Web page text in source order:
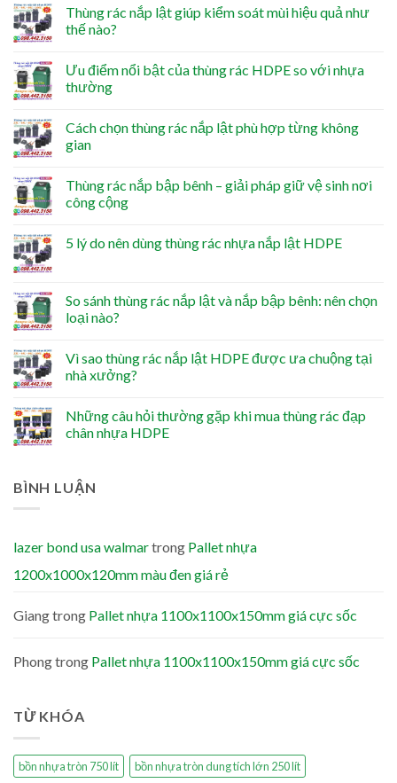
Thùng rác nắp lật giúp kiểm soát mùi hiệu quả như
thế nào?
Ưu điểm nổi bật của thùng rác HDPE so với nhựa
thường
Cách chọn thùng rác nắp lật phù hợp từng không
gian
Thùng rác nắp bập bênh – giải pháp giữ vệ sinh nơi
công cộng
5 lý do nên dùng thùng rác nhựa nắp lật HDPE
So sánh thùng rác nắp lật và nắp bập bênh: nên chọn
loại nào?
Vì sao thùng rác nắp lật HDPE được ưa chuộng tại
nhà xưởng?
Những câu hỏi thường gặp khi mua thùng rác đạp
chân nhựa HDPE
BÌNH LUẬN
lazer bond usa walmartrong Pallet nhựa
1200x1000x120mm màu đen giá rẻ
Giangtrong Pallet nhựa 1100x1100x150mm giá cực sốc
Phongtrong Pallet nhựa 1100x1100x150mm giá cực sốc
TỪ KHÓA
bồn nhựa tròn 750 lít bồn nhựa tròn dung tích lớn 250 lít